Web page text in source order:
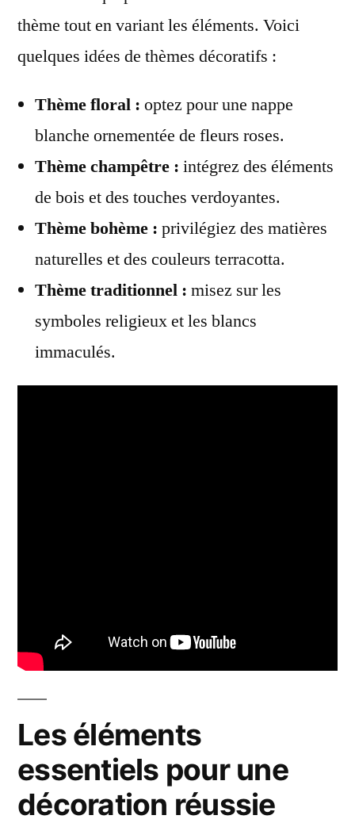
thème tout en variant les éléments. Voici
quelques idées de thèmes décoratifs :
Thème floral : optez pour une nappe
blanche ornementée de fleurs roses.
Thème champêtre : intégrez des éléments
de bois et des touches verdoyantes.
Thème bohème : privilégiez des matières
naturelles et des couleurs terracotta.
Thème traditionnel : misez sur les
symboles religieux et les blancs
immaculés.
Les éléments
essentiels pour une
décoration réussie